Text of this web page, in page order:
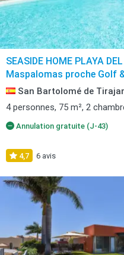
SEASIDE HOME PLAYA
Maspalomas proche Golf
San Bartolomé de
4 personnes, 75 m², 2
Annulation gratuite (J-43)
4,7 6 avis